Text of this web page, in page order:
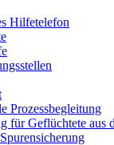
Hilfetelefon
Prozessbegleitung
für Geflüchtete aus